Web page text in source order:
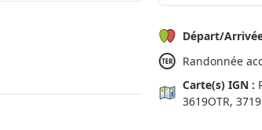
Départ/
Randonnée
Carte(s) IGN :
3619OTR,